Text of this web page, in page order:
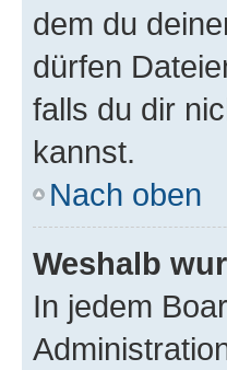
dem du
dürfen
falls du dir
kannst.
Nach oben
Weshalb
In jedem